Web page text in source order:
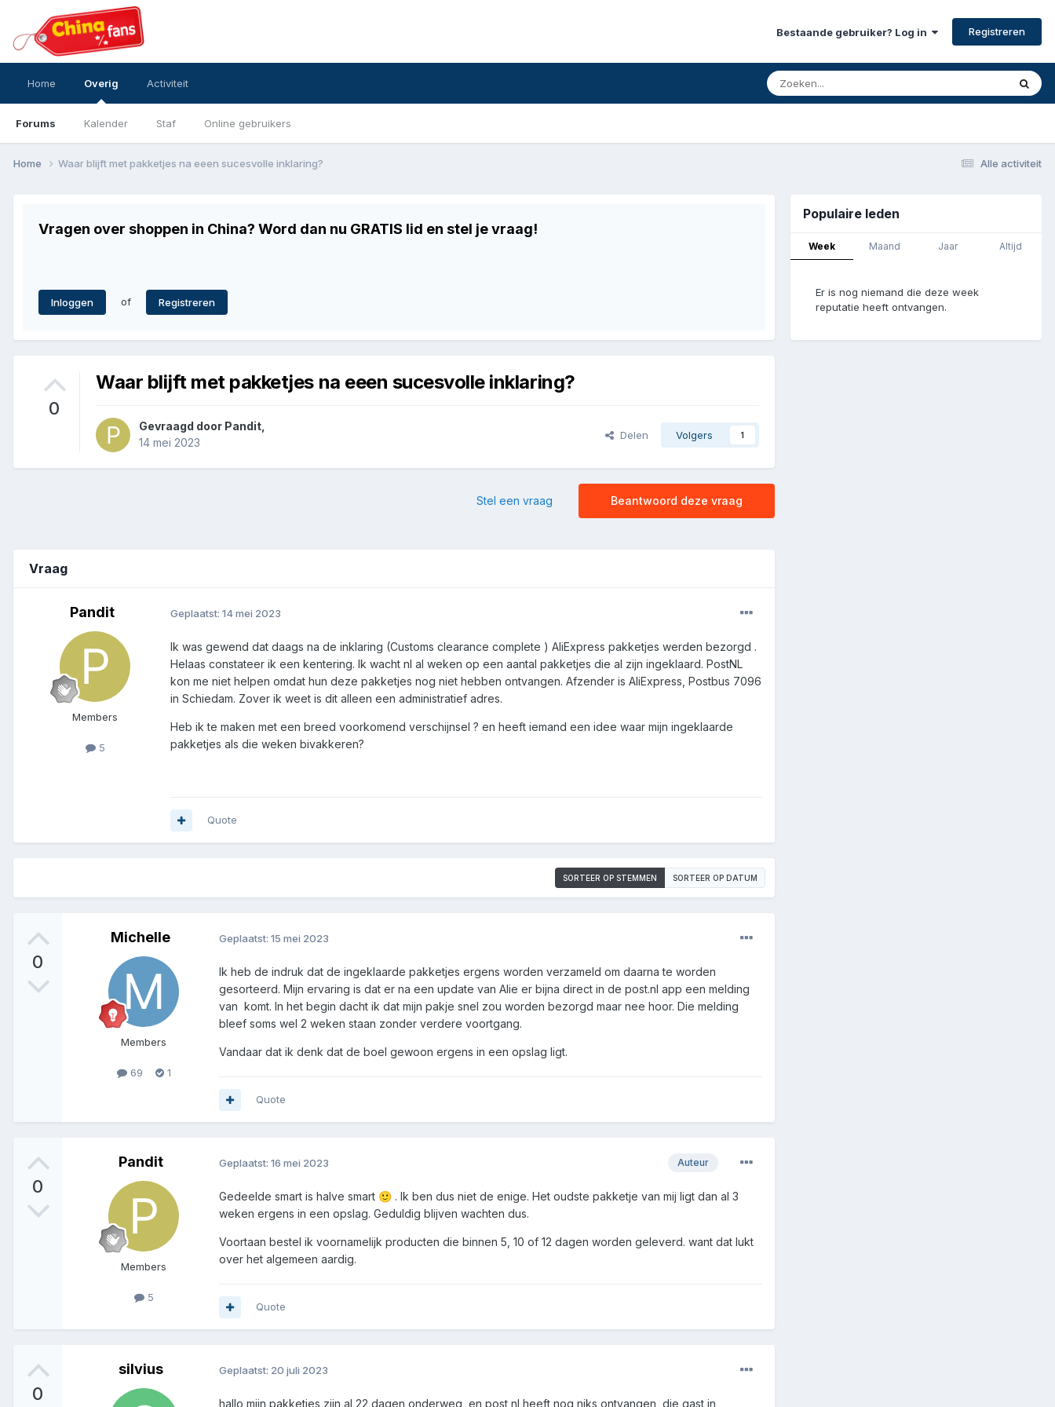
Bestaande gebruiker? Log in Registreren
Home Overig
Forums Kalender Staf Online gebruikers
Activiteit
Alle activiteit
Home Waar blijft met pakketjes na eeen sucesvolle inklaring?
Vragen over shoppen in China? Word dan nu GRATIS lid en stel je vraag!
Inloggen of Registreren
0
Waar blijft met pakketjes na eeen sucesvolle inklaring?
Gevraagd door Pandit
14 mei 2023
Delen Volgers 1
Beantwoord deze vraag
Stel een vraag
Vraag
Pandit
Members
5
Geplaatst: 14 mei 2023
Ik was gewend dat daags na de inklaring (Customs clearance complete ) AliExpress pakketjes werden bezorgd .
Helaas constateer ik een kentering. Ik wacht nl al weken op een aantal pakketjes die al zijn ingeklaard. PostNL
kon me niet helpen omdat hun deze pakketjes nog niet hebben ontvangen. Afzender is AliExpress, Postbus 7096
in Schiedam. Zover ik weet is dit alleen een administratief adres.
Heb ik te maken met een breed voorkomend verschijnsel ? en heeft iemand een idee waar mijn ingeklaarde
pakketjes als die weken bivakkeren?
Quote
SORTEER OP STEMMEN SORTEER OP DATUM
0
Michelle
Members
69 1
Geplaatst: 15 mei 2023
Ik heb de indruk dat de ingeklaarde pakketjes ergens worden verzameld om daarna te worden
gesorteerd. Mijn ervaring is dat er na een update van Alie er bijna direct in de post.nl app een melding
van komt. In het begin dacht ik dat mijn pakje snel zou worden bezorgd maar nee hoor. Die melding
bleef soms wel 2 weken staan zonder verdere voortgang.
Vandaar dat ik denk dat de boel gewoon ergens in een opslag ligt.
Quote
0
Pandit
Members
5
Auteur
Geplaatst: 16 mei 2023
Gedeelde smart is halve smart 🙂 . Ik ben dus niet de enige. Het oudste pakketje van mij ligt dan al 3
weken ergens in een opslag. Geduldig blijven wachten dus.
Voortaan bestel ik voornamelijk producten die binnen 5, 10 of 12 dagen worden geleverd. want dat lukt
over het algemeen aardig.
Quote
0
silvius Geplaatst: 20 juli 2023
hallo mijn pakketjes zijn al 22 dagen onderweg, en post nl heeft nog niks ontvangen, die gast in
Populaire leden
Week Maand Jaar Altijd
Er is nog niemand die deze week
reputatie heeft ontvangen.